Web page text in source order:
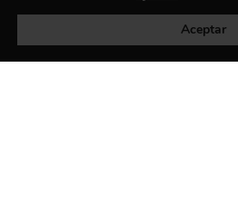
Aceptar